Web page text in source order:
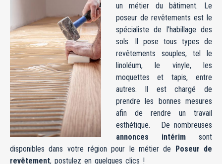
un métier du bâtiment. Le
poseur de revêtements est le
spécialiste de l'habillage des
sols. Il pose tous types de
revêtements souples, tel le
linoléum, le vinyle, les
moquettes et tapis, entre
autres. Il est chargé de
prendre les bonnes mesures
afin de rendre un travail
esthétique. De nombreuses
annonces intérimsont
disponibles dans votre région pour le métier de Poseur de
revêtement, postulez en quelques clics !